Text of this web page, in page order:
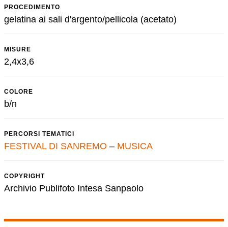
PROCEDIMENTO
gelatina ai sali d'argento/pellicola (acetato)
MISURE
2,4x3,6
COLORE
b/n
PERCORSI TEMATICI
FESTIVAL DI SANREMO – MUSICA
COPYRIGHT
Archivio Publifoto Intesa Sanpaolo